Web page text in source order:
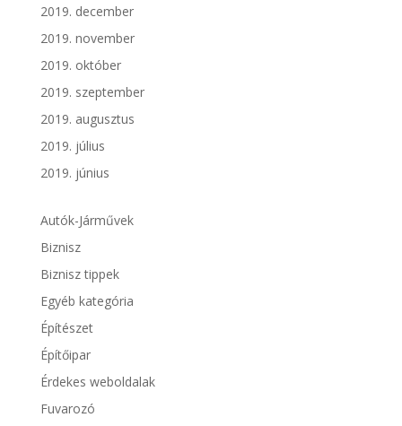
2019. december
2019. november
2019. október
2019. szeptember
2019. augusztus
2019. július
2019. június
Autók-Járművek
Biznisz
Biznisz tippek
Egyéb kategória
Építészet
Építőipar
Érdekes weboldalak
Fuvarozó